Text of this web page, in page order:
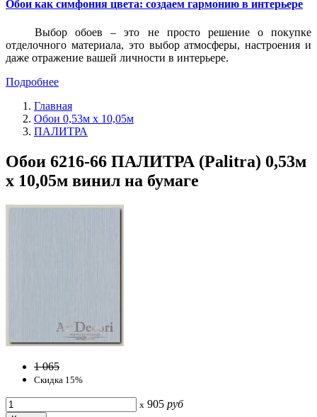
Обои как симфония цвета: создаем гармонию в интерьере
Выбор обоев – это не просто решение о покупке
отделочного материала, это выбор атмосферы, настроения и
даже отражение вашей личности в интерьере.
Подробнее
Главная
Обои 0,53м x 10,05м
ПАЛИТРА
Обои 6216-66 ПАЛИТРА (Palitra) 0,53м
x 10,05м винил на бумаге
1 065
Скидка 15%
x 905 руб